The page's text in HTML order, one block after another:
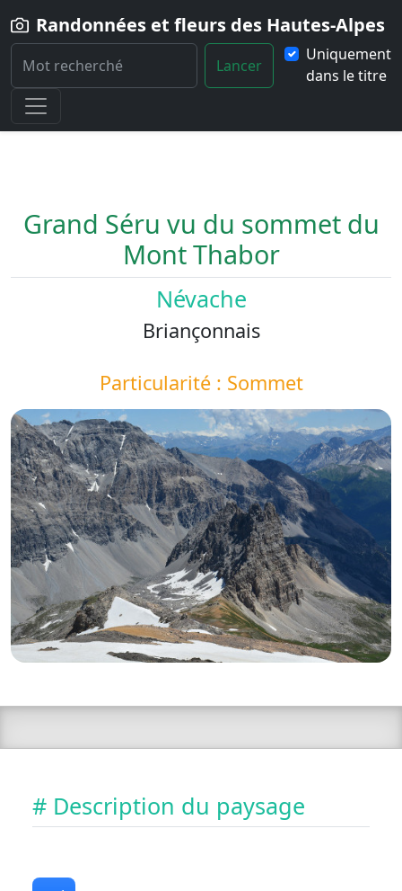
Randonnées et fleurs des Hautes-Alpes
Lancer
Uniquement
dans le titre
Home
Paysage
Grand-Seru-vu-du-sommet-du-Mont-Thabor
Grand Séru vu du sommet du
Mont Thabor
Névache
Briançonnais
Particularité : Sommet
# Description du paysage